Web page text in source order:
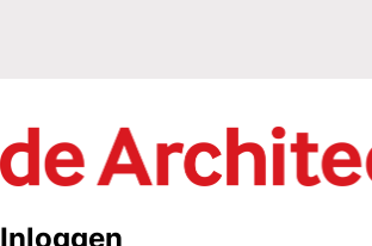
Inloggen